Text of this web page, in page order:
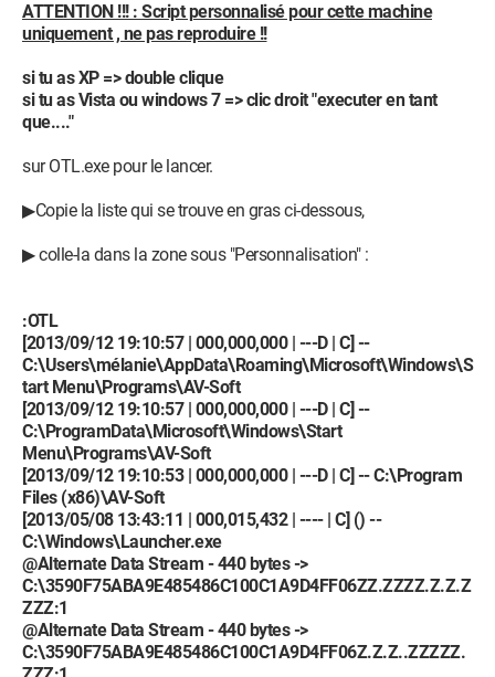
ATTENTION !!! : Script personnalisé pour cette machine
uniquement , ne pas reproduire !!
si tu as XP => double clique
si tu as Vista ou windows 7 => clic droit "executer en tant
que...."
sur OTL.exe pour le lancer.
▶Copie la liste qui se trouve en gras ci-dessous,
▶ colle-la dans la zone sous "Personnalisation" :
:OTL
[2013/09/12 19:10:57 | 000,000,000 | ---D | C] --
C:\Users\mélanie\AppData\Roaming\Microsoft\Windows\S
tart Menu\Programs\AV-Soft
[2013/09/12 19:10:57 | 000,000,000 | ---D | C] --
C:\ProgramData\Microsoft\Windows\Start
Menu\Programs\AV-Soft
[2013/09/12 19:10:53 | 000,000,000 | ---D | C] -- C:\Program
Files (x86)\AV-Soft
[2013/05/08 13:43:11 | 000,015,432 | ---- | C] () --
C:\Windows\Launcher.exe
@Alternate Data Stream - 440 bytes ->
C:\3590F75ABA9E485486C100C1A9D4FF06ZZ.ZZZZ.Z.Z.Z
ZZZ:1
@Alternate Data Stream - 440 bytes ->
C:\3590F75ABA9E485486C100C1A9D4FF06Z.Z.Z..ZZZZZ.